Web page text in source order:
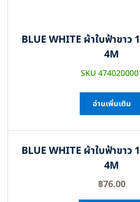
BLUE WHITE ผ้าใบฟ้าขาว
4M
SKU
อ่านเพิ่มเติม
BLUE WHITE ผ้าใบฟ้าขาว
4M
฿76.00